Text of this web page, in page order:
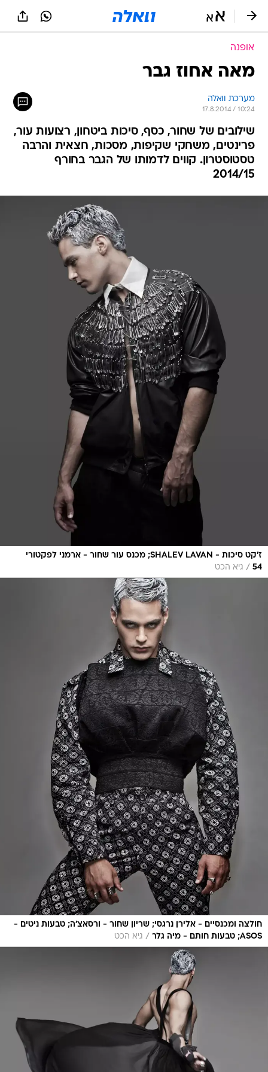
אופנה
מאה אחוז גבר
מערכת וואלה
17.8.2014 / 10:24
שילובים של שחור, כסף, סיכות ביטחון, רצועות עור,
פרינטים, משחקי שקיפות, מסכות, חצאית והרבה
טסטוסטרון. קווים לדמותו של הגבר בחורף
2014/15
ז'קט סיכות - SHALEV LAVAN; מכנס עור שחור - ארמני לפקטורי
54
/ גיא הכט
חולצה ומכנסיים - אלירן נרגסי; שריון שחור - ורסאצ'ה; טבעות ניטים -
ASOS; טבעות חותם - מיה גלר
/ גיא הכט